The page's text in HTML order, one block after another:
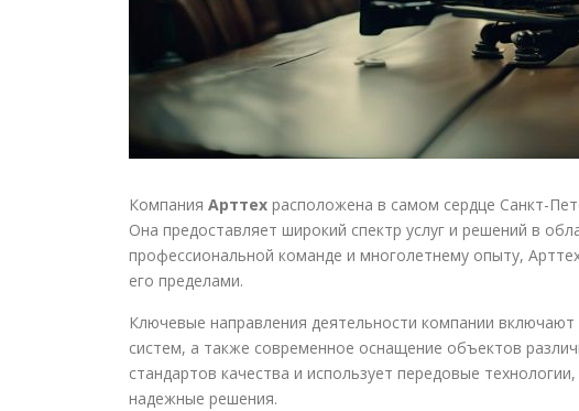
Компания Арттех расположена в самом сердце Санкт-
Она предоставляет широкий спектр услуг и решений в
профессиональной команде и многолетнему опыту,
его пределами.
Ключевые направления деятельности компании
систем, а также современное оснащение объектов
стандартов качества и использует передовые
надежные решения.